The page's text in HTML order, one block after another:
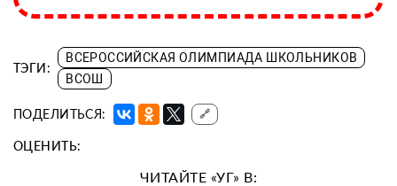
ТЭГИ:
ВСЕРОССИЙСКАЯ ОЛИМПИАДА ШКОЛЬНИКОВ
ВСОШ
ПОДЕЛИТЬСЯ: 🔗
ОЦЕНИТЬ:
ЧИТАЙТЕ «УГ» В: